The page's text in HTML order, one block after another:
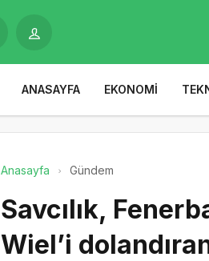
ANASAYFA EKONOMI
Anasayfa Gündem
Savcılık,
Wiel’i